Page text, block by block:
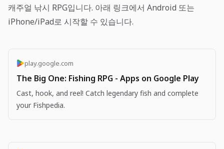
캐주얼 낚시 RPG입니다. 아래 링크에서 Android 또는
iPhone/iPad로 시작할 수 있습니다.
play.google.com
The Big One: Fishing RPG - Apps on Google Play
Cast, hook, and reel! Catch legendary fish and complete
your Fishpedia.